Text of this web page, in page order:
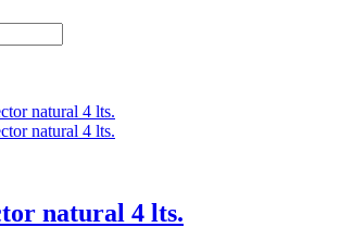
natural 4 lts.